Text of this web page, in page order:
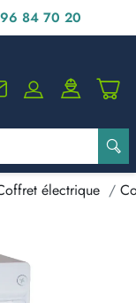
84 70 20
électrique